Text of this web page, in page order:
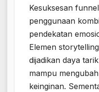
Kesuksesan
penggunaan
pendekatan
Elemen
dijadikan daya
mampu
keinginan.